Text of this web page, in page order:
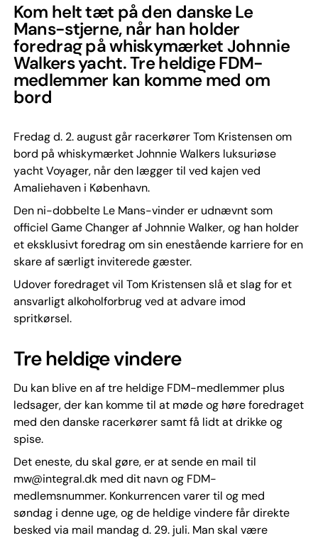
Kom helt tæt på den danske Le
Mans-stjerne, når han holder
foredrag på whiskymærket Johnnie
Walkers yacht. Tre heldige FDM-
medlemmer kan komme med om
bord
Fredag d. 2. august går racerkører Tom Kristensen om
bord på whiskymærket Johnnie Walkers luksuriøse
yacht Voyager, når den lægger til ved kajen ved
Amaliehaven i København.
Den ni-dobbelte Le Mans-vinder er udnævnt som
officiel Game Changer af Johnnie Walker, og han holder
et eksklusivt foredrag om sin enestående karriere for en
skare af særligt inviterede gæster.
Udover foredraget vil Tom Kristensen slå et slag for et
ansvarligt alkoholforbrug ved at advare imod
spritkørsel.
Tre heldige vindere
Du kan blive en af tre heldige FDM-medlemmer plus
ledsager, der kan komme til at møde og høre foredraget
med den danske racerkører samt få lidt at drikke og
spise.
Det eneste, du skal gøre, er at sende en mail til
mw@integral.dk med dit navn og FDM-
medlemsnummer. Konkurrencen varer til og med
søndag i denne uge, og de heldige vindere får direkte
besked via mail mandag d. 29. juli. Man skal være